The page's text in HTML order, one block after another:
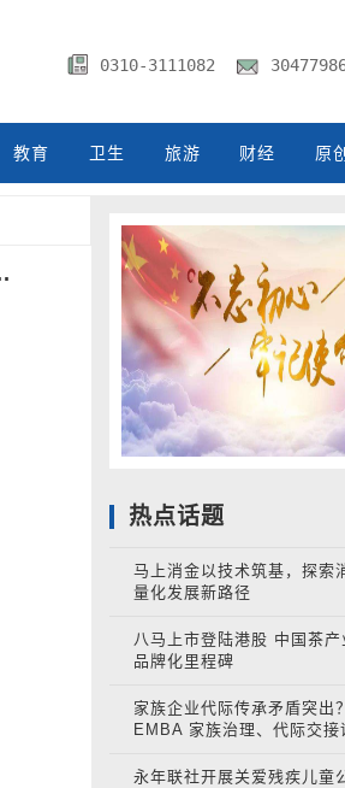
0310-3111082
教育 卫生 旅游 财经 原创
热点话题
马上消金以技术筑基，探索
量化发展新路径
八马上市登陆港股 中国茶
品牌化里程碑
家族企业代际传承矛盾突出
EMBA 家族治理、代际交接
永年联社开展关爱残疾儿童